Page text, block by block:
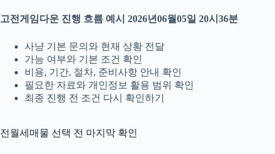
고전게임다운 진행 흐름 예시 2026년06월05일 20시36분
사냥 기본 문의와 현재 상황 전달
가능 여부와 기본 조건 확인
비용, 기간, 절차, 준비사항 안내 확인
필요한 자료와 개인정보 활용 범위 확인
최종 진행 전 조건 다시 확인하기
전월세매물 선택 전 마지막 확인